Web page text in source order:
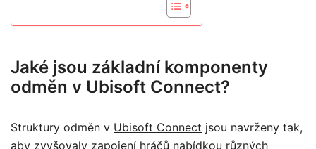
Jaké jsou základní komponenty
odměn v Ubisoft Connect?
Struktury odměn v Ubisoft Connect jsou navrženy tak,
aby zvyšovaly zapojení hráčů nabídkou různých